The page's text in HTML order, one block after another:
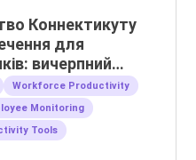
Коннектикуту
для
вичерпний
Workforce Productivity
Monitoring
Tools